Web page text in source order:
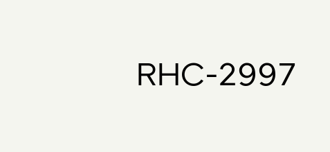
RHC-2997